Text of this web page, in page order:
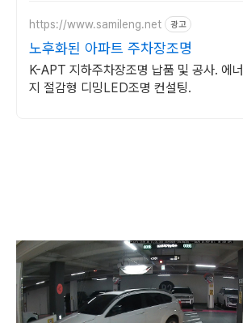
https://www.samileng.net 광고
노후화된 아파트 주차장조명
K-APT 지하주차장조명 납품 및 공사. 에너
지 절감형 디밍LED조명 컨설팅.